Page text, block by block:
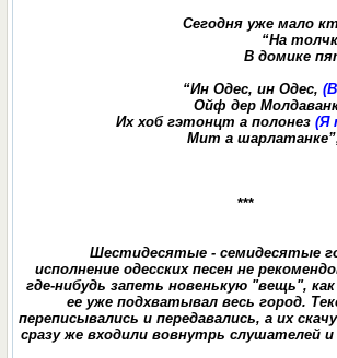
Сегодня уже мало
“На
В домике
“Ин Одес, ин Одес,
Ойф дер
Их хоб гэтонцт а полонез (Я
Мит а
***
Шестидесятые - семидесятые
исполнение одесских песен не
где-нибудь запеть новенькую "вещь", как
ее уже подхватывал весь город.
переписывались и передавались, а их
сразу же входили вовнутрь слушателей